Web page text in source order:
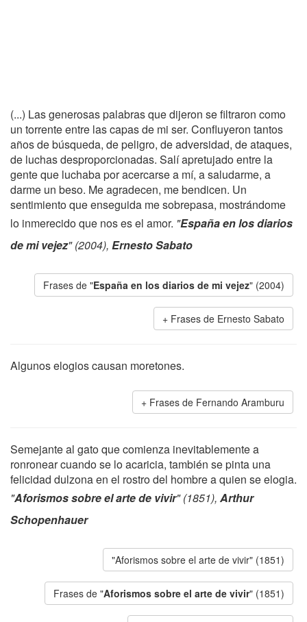
(...) Las generosas palabras que dijeron se filtraron como
un torrente entre las capas de mi ser. Confluyeron tantos
años de búsqueda, de peligro, de adversidad, de ataques,
de luchas desproporcionadas. Salí apretujado entre la
gente que luchaba por acercarse a mí, a saludarme, a
darme un beso. Me agradecen, me bendicen. Un
sentimiento que enseguida me sobrepasa, mostrándome
lo inmerecido que nos es el amor. "España en los diarios
de mi vejez" (2004), Ernesto Sabato
Frases de "España en los diarios de mi vejez" (2004)
Frases de Ernesto Sabato
Algunos elogios causan moretones.
Frases de Fernando Aramburu
Semejante al gato que comienza inevitablemente a
ronronear cuando se lo acaricia, también se pinta una
felicidad dulzona en el rostro del hombre a quien se elogia.
"Aforismos sobre el arte de vivir" (1851), Arthur
Schopenhauer
"Aforismos sobre el arte de vivir" (1851)
Frases de "Aforismos sobre el arte de vivir" (1851)